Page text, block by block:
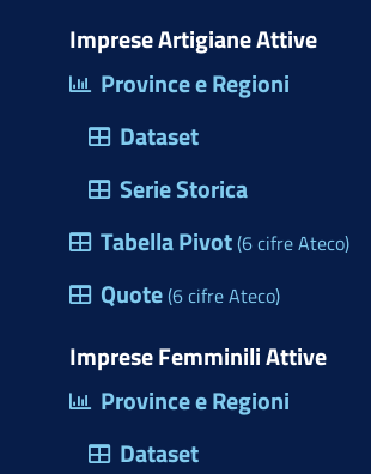
t
t
r
)
d
o
a
r
e
n
a
o
o
mImprese Artigiane Attive
Province e Regioni
Dataset
Serie Storica
Tabella Pivot(6 cifre Ateco)
Quote(6 cifre Ateco)
Imprese Femminili Attive
Province e Regioni
Dataset